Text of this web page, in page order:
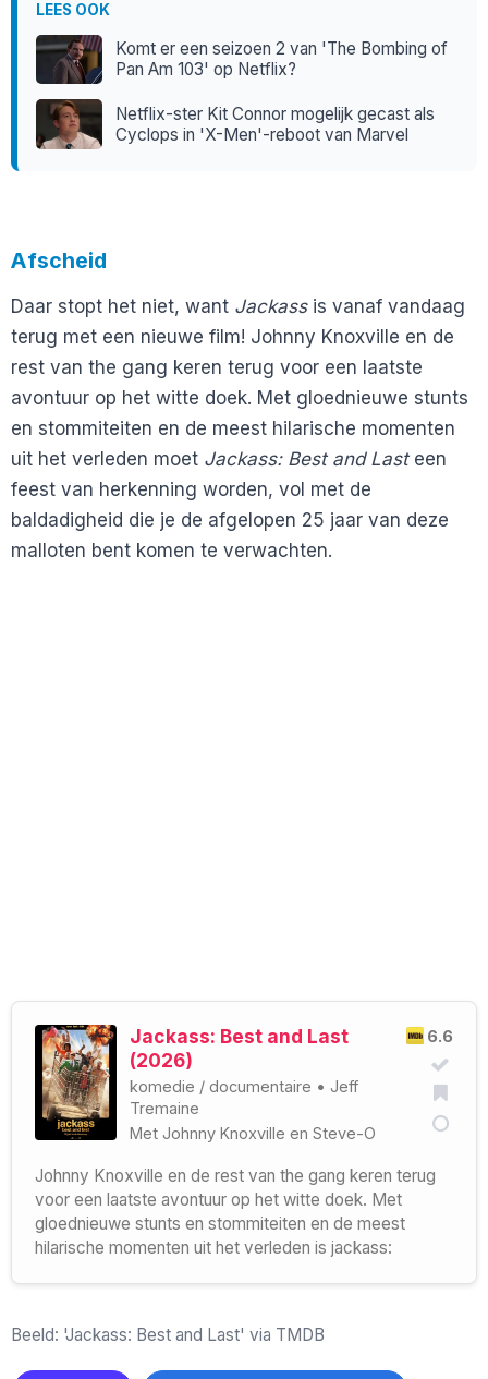
LEES OOK
Komt er een seizoen 2 van 'The Bombing of
Pan Am 103' op Netflix?
Netflix-ster Kit Connor mogelijk gecast als
Cyclops in 'X-Men'-reboot van Marvel
Afscheid
Daar stopt het niet, want Jackass is vanaf vandaag
terug met een nieuwe film! Johnny Knoxville en de
rest van the gang keren terug voor een laatste
avontuur op het witte doek. Met gloednieuwe stunts
en stommiteiten en de meest hilarische momenten
uit het verleden moet Jackass: Best and Lasteen
feest van herkenning worden, vol met de
baldadigheid die je de afgelopen 25 jaar van deze
malloten bent komen te verwachten.
6.6
Jackass: Best and Last
(2026)
komedie / documentaire • Jeff
Tremaine
Met Johnny Knoxville en Steve-O
Johnny Knoxville en de rest van the gang keren terug
voor een laatste avontuur op het witte doek. Met
gloednieuwe stunts en stommiteiten en de meest
hilarische momenten uit het verleden is jackass:
Beeld: 'Jackass: Best and Last' via TMDB